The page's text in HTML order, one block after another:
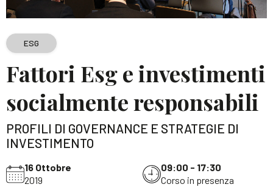
ESG
Fattori Esg e investimenti
socialmente responsabili
PROFILI DI GOVERNANCE E STRATEGIE DI
INVESTIMENTO
16 Ottobre
2019
09:00 - 17:30
Corso in presenza